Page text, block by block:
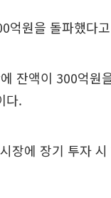
억원을 돌파했다
잔액이 300억원
다.
장에 장기 투자